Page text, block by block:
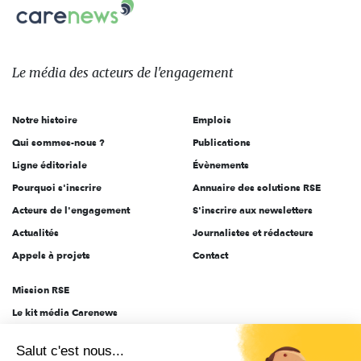
sur:
Carenews,
Le
des
l'engagement
Le média des acteurs de l'engagement
Notre histoire
Qui sommes-nous ?
Ligne éditoriale
Pourquoi s'inscrire
Acteurs de l'engagement
Actualités
Appels à projets
Emplois
Publications
Évènements
Annuaire des solutions RSE
S'inscrire aux newsletters
Journalistes et rédacteurs
Contact
Mission RSE
Le kit média Carenews
AEF info
Salut c'est nous...